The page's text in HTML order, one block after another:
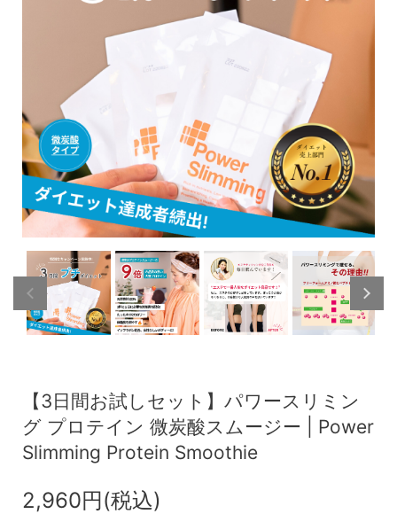
【3日間お試しセット】パワースリミン
グ プロテイン 微炭酸スムージー | Power
Slimming Protein Smoothie
2,960円(税込)